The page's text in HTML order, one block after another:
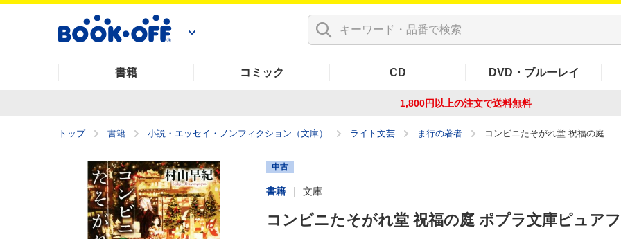
書籍 コミック CD DVD・ブルーレイ
1,800円以上の注文で送料無料
トップ 書籍 小説・エッセイ・ノンフィクション（文庫） ライト文芸 ま行の著者 コンビニたそがれ堂 祝福の庭
中古
書籍 文庫
コンビニたそがれ堂 祝福の庭 ポプラ文庫ピュア